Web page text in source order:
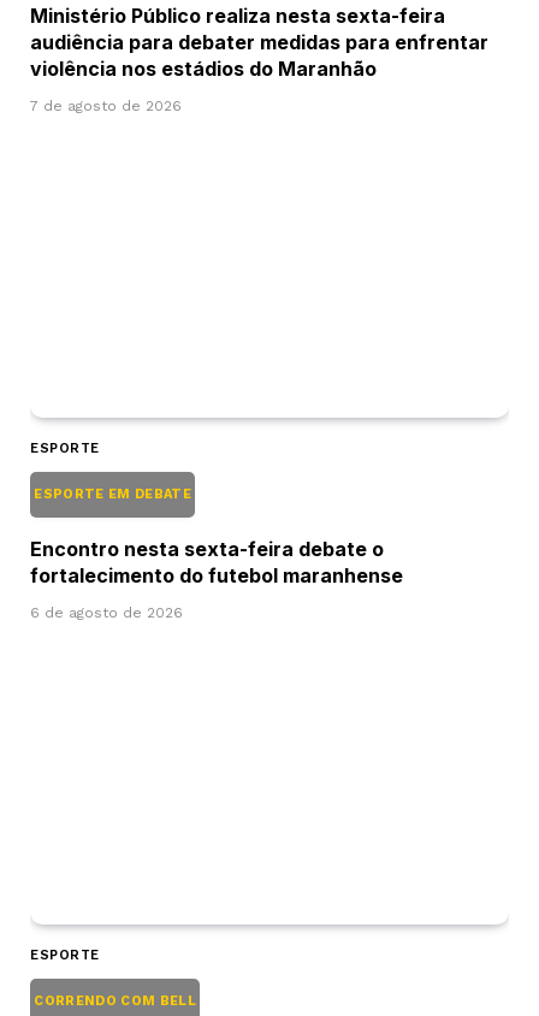
Ministério Público realiza nesta sexta-feira
audiência para debater medidas para enfrentar
violência nos estádios do Maranhão
7 de agosto de 2026
ESPORTE
ESPORTE EM DEBATE
Encontro nesta sexta-feira debate o
fortalecimento do futebol maranhense
6 de agosto de 2026
ESPORTE
CORRENDO COM BELL